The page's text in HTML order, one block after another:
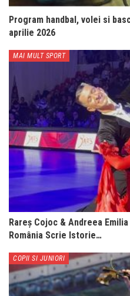
Program handbal, volei si
aprilie 2026
MAI MULT SPORT
Rareș Cojoc & Andreea
România Scrie Istorie…
COPII SI JUNIORI